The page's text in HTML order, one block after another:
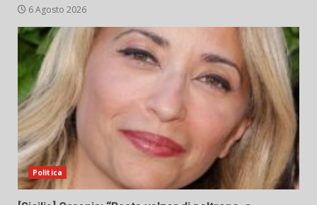
6 Agosto 2026
Politica